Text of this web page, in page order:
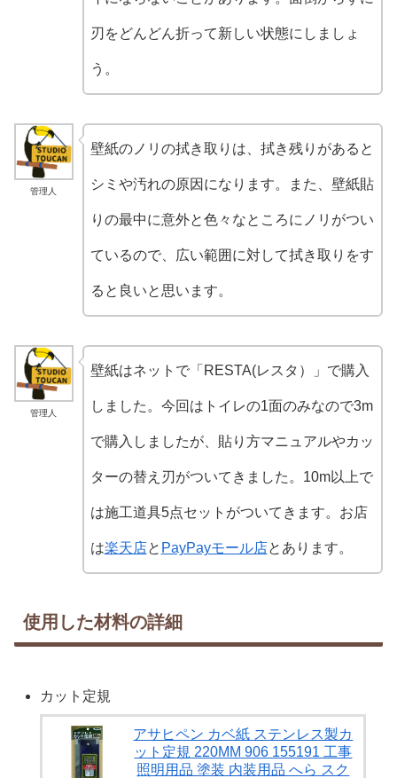
刃をどんどん折って新しい状態にしましょ
う。
管理人
壁紙のノリの拭き取りは、拭き残りがあると
シミや汚れの原因になります。また、壁紙貼
りの最中に意外と色々なところにノリがつい
ているので、広い範囲に対して拭き取りをす
ると良いと思います。
管理人
壁紙はネットで「RESTA(レスタ）」で購入
しました。今回はトイレの1面のみなので3m
で購入しましたが、貼り方マニュアルやカッ
ターの替え刃がついてきました。10m以上で
は施工道具5点セットがついてきます。お店
は楽天店と PayPayモール店とあります。
使用した材料の詳細
カット定規
アサヒペン カベ紙 ステンレス製カ
ット定規 220MM 906 155191 工事
照明用品 塗装 内装用品 へら スク